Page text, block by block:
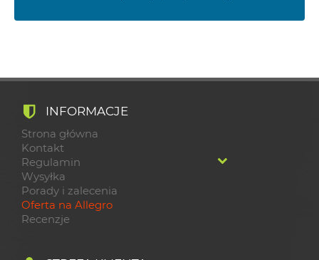
INFORMACJE
Strona główna
Kontakt
Regulamin
Wysyłka
Porady i zalecenia
Oferta na Allegro
Recenzje